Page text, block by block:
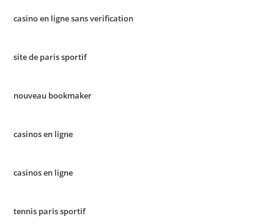
casino en ligne sans verification
site de paris sportif
nouveau bookmaker
casinos en ligne
casinos en ligne
tennis paris sportif